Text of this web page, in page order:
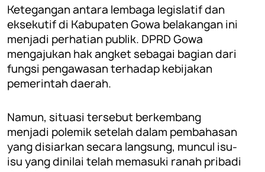
Ketegangan antara lembaga legislatif dan
eksekutif di Kabupaten Gowa belakangan ini
menjadi perhatian publik. DPRD Gowa
mengajukan hak angket sebagai bagian dari
fungsi pengawasan terhadap kebijakan
pemerintah daerah.
Namun, situasi tersebut berkembang
menjadi polemik setelah dalam pembahasan
yang disiarkan secara langsung, muncul isu-
isu yang dinilai telah memasuki ranah pribadi